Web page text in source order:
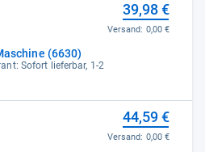
(6630)
Sofort lieferbar, 1-2
39,98 €
Versand: 0,00 €
44,59 €
Versand: 0,00 €